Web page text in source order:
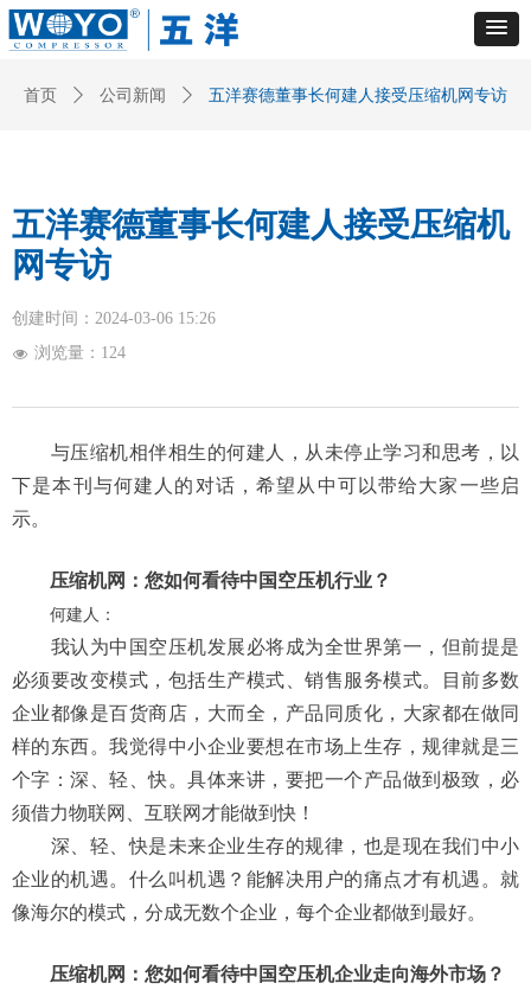
五洋赛德董事长何建人接受压缩机
网专访
与压缩机相伴相生的何建人，从未停止学习和思考，以
下是本刊与何建人的对话，希望从中可以带给大家一些启
示。
压缩机网：您如何看待中国空压机行业？
何建人：
我认为中国空压机发展必将成为全世界第一，但前提是
必须要改变模式，包括生产模式、销售服务模式。目前多数
企业都像是百货商店，大而全，产品同质化，大家都在做同
样的东西。我觉得中小企业要想在市场上生存，规律就是三
个字：深、轻、快。具体来讲，要把一个产品做到极致，必
须借力物联网、互联网才能做到快！
深、轻、快是未来企业生存的规律，也是现在我们中小
企业的机遇。什么叫机遇？能解决用户的痛点才有机遇。就
像海尔的模式，分成无数个企业，每个企业都做到最好。
压缩机网：您如何看待中国空压机企业走向海外市场？
创建时间： 2024-03-06 15:26
넶 浏览量： 124
首页 ꄲ 公司新闻 ꄲ 五洋赛德董事长何建人接受压缩机网专访